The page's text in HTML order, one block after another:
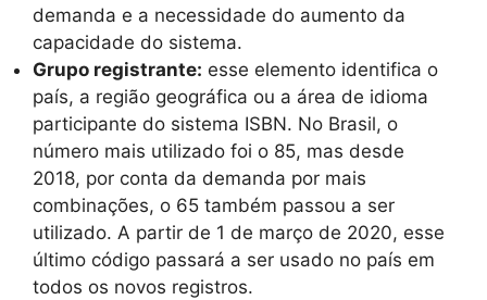
demanda e a necessidade do aumento da
capacidade do sistema.
Grupo registrante: esse elemento identifica o
país, a região geográfica ou a área de idioma
participante do sistema ISBN. No Brasil, o
número mais utilizado foi o 85, mas desde
2018, por conta da demanda por mais
combinações, o 65 também passou a ser
utilizado. A partir de 1 de março de 2020, esse
último código passará a ser usado no país em
todos os novos registros.